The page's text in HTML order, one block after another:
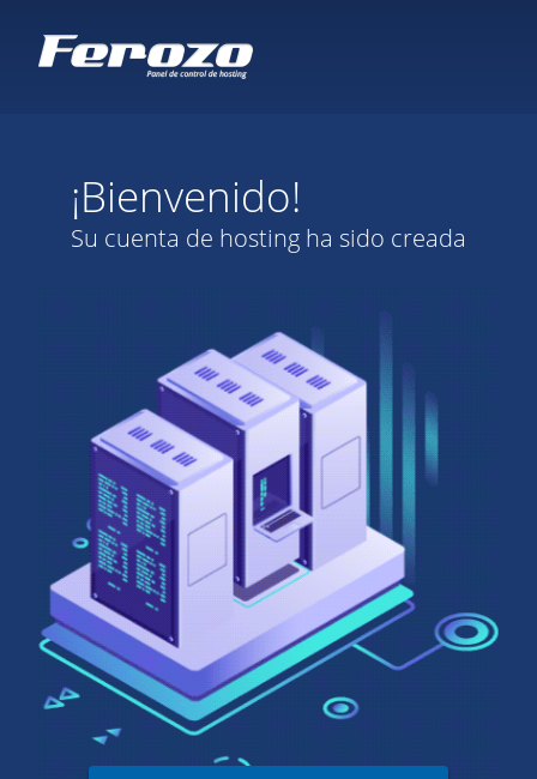
¡Bienvenido!
Su cuenta de hosting ha sido creada